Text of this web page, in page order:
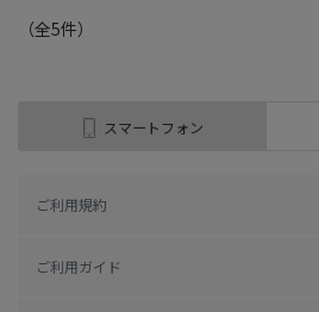
（全5件）
スマートフォン
ご利用規約
ご利用ガイド